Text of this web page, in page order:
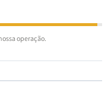
operação.